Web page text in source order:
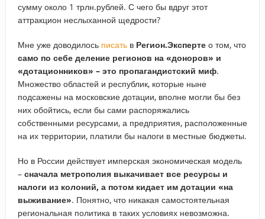
сумму около 1 трлн.рублей. С чего бы вдруг этот
аттракцион неслыханной щедрости?
Мне уже доводилось писатьв Регион.Экспертео том, что
само по себе деление регионов на «доноров» и
«дотационников» – это пропагандистский миф.
Множество областей и республик, которые ныне
подсажены на московские дотации, вполне могли бы без
них обойтись, если бы сами распоряжались
собственными ресурсами, а предприятия, расположенные
на их территории, платили бы налоги в местные бюджеты.
Но в России действует имперская экономическая модель
– сначала метрополия выкачивает все ресурсы и
налоги из колоний, а потом кидает им дотации «на
выживание». Понятно, что никакая самостоятельная
региональная политика в таких условиях невозможна.